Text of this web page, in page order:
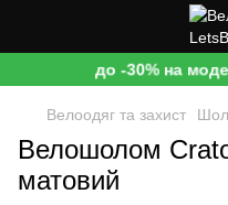
до -30% на
Велоодяг та захист
Велошолом
матовий